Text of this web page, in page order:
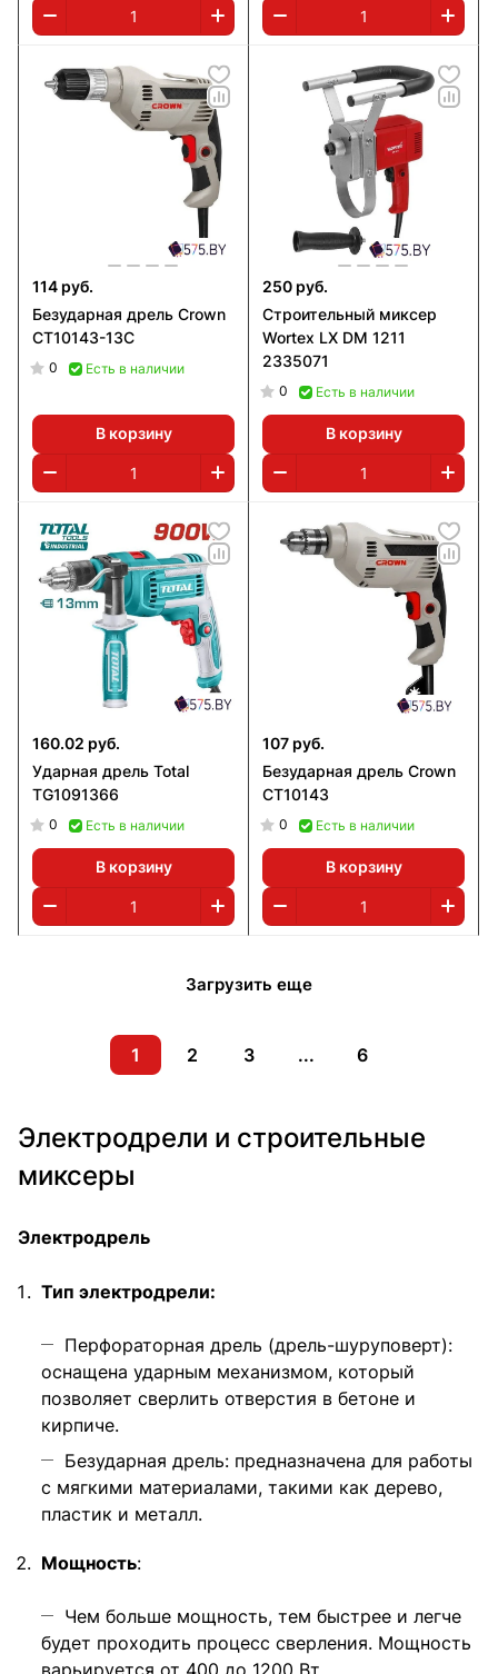
114 руб.
Безударная дрель Crown
CT10143-13C
0 Есть в наличии
В корзину
250 руб.
Строительный миксер
Wortex LX DM 1211
2335071
0 Есть в наличии
В корзину
160.02 руб.
Ударная дрель Total
TG1091366
0 Есть в наличии
В корзину
107 руб.
Безударная дрель Crown
CT10143
0 Есть в наличии
В корзину
Загрузить еще
1 2 3 ... 6
Электродрели и строительные
миксеры
Электродрель
Тип электродрели:
Перфораторная дрель (дрель-шуруповерт):
оснащена ударным механизмом, который
позволяет сверлить отверстия в бетоне и
кирпиче.
Безударная дрель: предназначена для работы
с мягкими материалами, такими как дерево,
пластик и металл.
Мощность:
Чем больше мощность, тем быстрее и легче
будет проходить процесс сверления. Мощность
варьируется от 400 до 1200 Вт.